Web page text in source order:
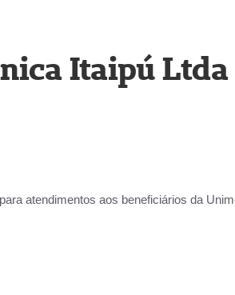
Itaipú
atendimentos aos beneficiários da